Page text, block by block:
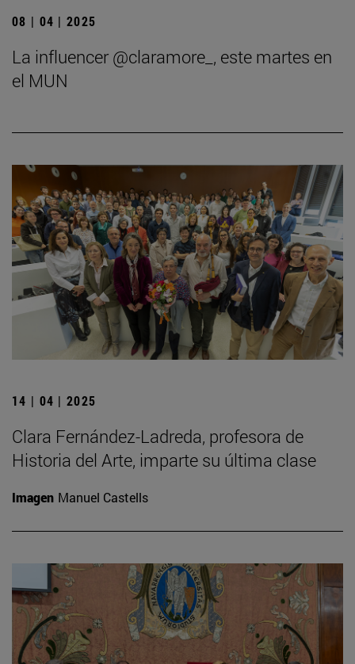
08 | 04 | 2025
La influencer @claramore_, este martes en
el MUN
14 | 04 | 2025
Clara Fernández-Ladreda, profesora de
Historia del Arte, imparte su última clase
Imagen Manuel Castells